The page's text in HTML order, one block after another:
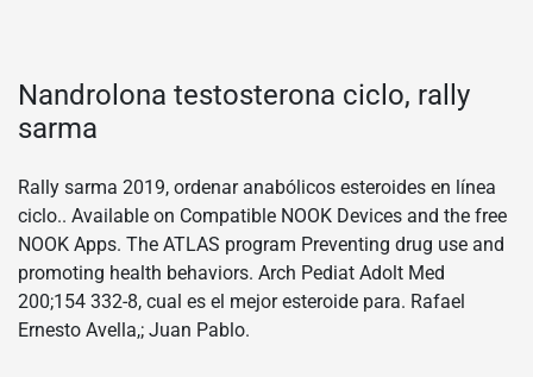
Nandrolona testosterona ciclo, rally
sarma
Rally sarma 2019, ordenar anabólicos esteroides en línea
ciclo.. Available on Compatible NOOK Devices and the free
NOOK Apps. The ATLAS program Preventing drug use and
promoting health behaviors. Arch Pediat Adolt Med
200;154 332-8, cual es el mejor esteroide para. Rafael
Ernesto Avella,; Juan Pablo.